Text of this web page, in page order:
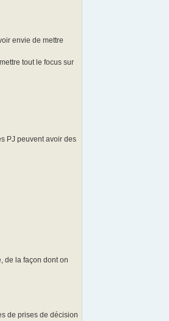
envie de mettre
tout le focus sur
PJ peuvent avoir des
de la façon dont on
de prises de décision